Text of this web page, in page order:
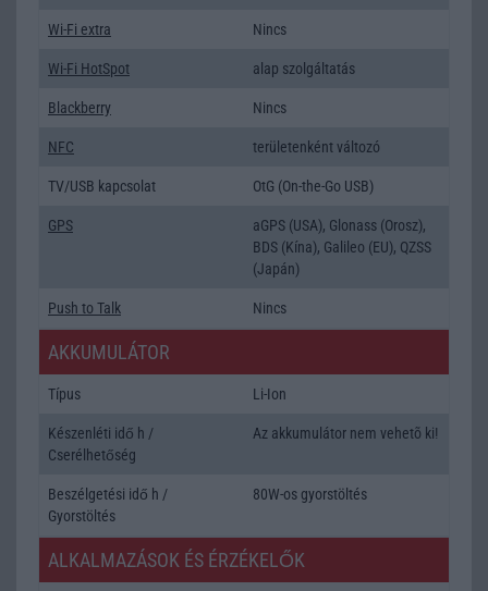
Wi-Fi extra Nincs
Wi-Fi HotSpot alap szolgáltatás
Blackberry Nincs
NFC területenként változó
TV/USB kapcsolat OtG (On-the-Go USB)
GPS
aGPS (USA), Glonass (Orosz),
BDS (Kína), Galileo (EU), QZSS
(Japán)
Push to Talk Nincs
AKKUMULÁTOR
Típus Li-Ion
Készenléti idő h /
Cserélhetőség
Az akkumulátor nem vehetõ ki!
Beszélgetési idő h /
Gyorstöltés
80W-os gyorstöltés
ALKALMAZÁSOK ÉS ÉRZÉKELŐK